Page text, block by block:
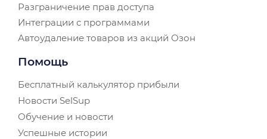
Разграничение прав доступа
Интеграции с программами
Автоудаление товаров из акций Озон
Помощь
Бесплатный калькулятор прибыли
Новости SelSup
Обучение и новости
Успешные истории